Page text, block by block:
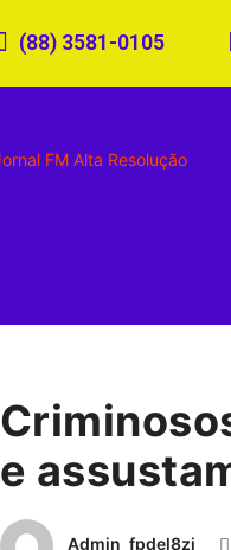
(88) 3581-0105
e
Admin_fpdel8zj